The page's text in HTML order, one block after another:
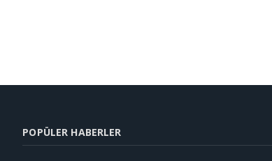
POPÜLER HABERLER